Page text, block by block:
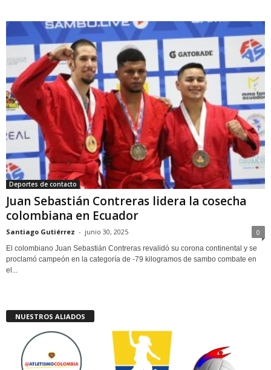
Deportes de contacto
Juan Sebastián Contreras lidera la cosecha
colombiana en Ecuador
Santiago Gutiérrez - junio 30, 2025 0
El colombiano Juan Sebastián Contreras revalidó su corona continental y se
proclamó campeón en la categoría de -79 kilogramos de sambo combate en
el...
NUESTROS ALIADOS